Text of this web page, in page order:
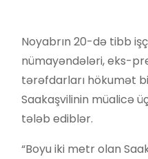
Noyabrın 20-də tibb
nümayəndələri, eks-
tərəfdarları hökumət
Saakaşvilinin müalicə
tələb ediblər.
“Boyu iki metr olan